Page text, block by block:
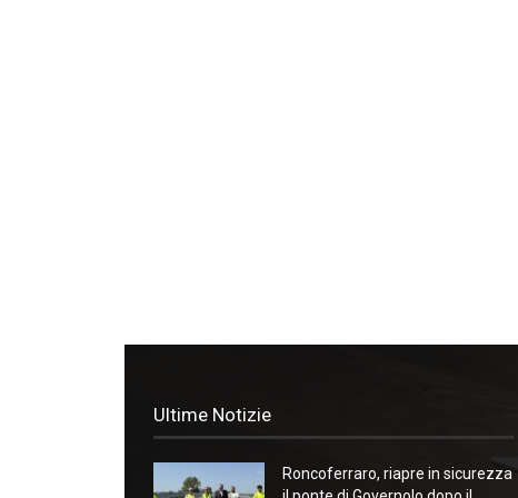
Ultime Notizie
Roncoferraro, riapre in sicurezza